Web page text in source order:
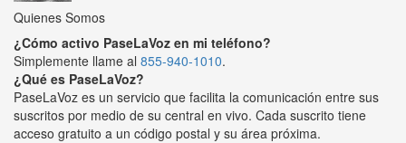
Quienes Somos
¿Cómo activo PaseLaVoz en mi teléfono?
Simplemente llame al 855-940-1010.
¿Qué es PaseLaVoz?
PaseLaVoz es un servicio que facilita la comunicación entre sus
suscritos por medio de su central en vivo. Cada suscrito tiene
acceso gratuito a un código postal y su área próxima.